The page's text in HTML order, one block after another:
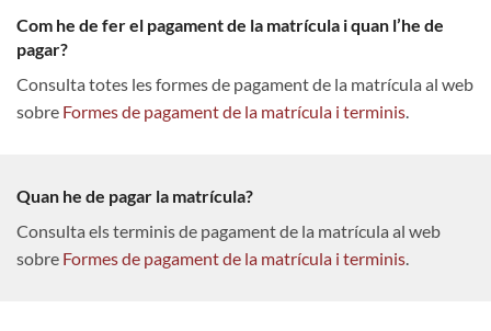
Com he de fer el pagament de la matrícula i quan l’he de
pagar?
Consulta totes les formes de pagament de la matrícula al web
sobre Formes de pagament de la matrícula i terminis.
Quan he de pagar la matrícula?
Consulta els terminis de pagament de la matrícula al web
sobre Formes de pagament de la matrícula i terminis.